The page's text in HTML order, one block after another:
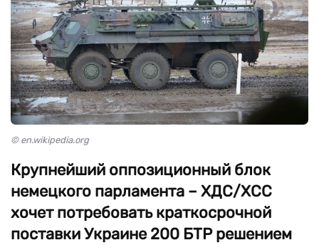
© en.wikipedia.org
Крупнейший оппозиционный блок
немецкого парламента – ХДС/ХСС
хочет потребовать краткосрочной
поставки Украине 200 БТР решением